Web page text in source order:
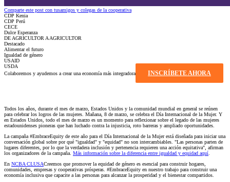
Comparte este post con tusamigos y colegas de la cooperativa
CDP Kenia
CDP Perú
CECE
Dulce Esperanza
DE AGRICULTOR A AGRICULTOR
Destacado
Alimentar el futuro
Igualdad de género
USAID
USDA
Colaboremos y ayudemos a crear una economía más integradora
INSCRÍBETE AHORA
Todos los años, durante el mes de marzo, Estados Unidos y la comunidad mundial en general se reúnen
para celebrar los logros de las mujeres. Mañana, 8 de marzo, se celebra el Día Internacional de la Mujer. Y
en Estados Unidos, todo el mes de marzo es un momento para reflexionar sobre el legado de las mujeres
estadounidenses pioneras que han luchado contra la injusticia, roto barreras y ampliado oportunidades.
La campaña #EmbraceEquity de este año para el Día Internacional de la Mujer está diseñada para iniciar una
conversación global sobre por qué "igualdad" y "equidad" no son intercambiables. "Las personas parten de
lugares diferentes, por lo que la verdadera inclusión y pertenencia requieren una acción equitativa", afirman
los organizadores de la campaña. Más información sobre la diferencia entre igualdad y equidad aquí
En NCBA CLUSACreemos que promover la equidad de género es esencial para construir hogares,
comunidades, empresas y cooperativas prósperas. #EmbraceEquity en nuestro trabajo para construir una
economía inclusiva que capacite a las personas para alcanzar la prosperidad y el bienestar compartidos.